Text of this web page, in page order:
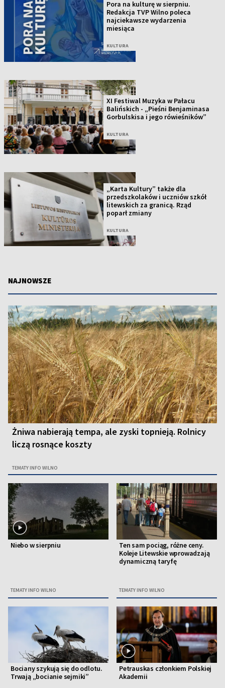
Pora na kulturę w sierpniu.
Redakcja TVP Wilno poleca
najciekawsze wydarzenia
miesiąca
KULTURA
XI Festiwal Muzyka w Pałacu
Balińskich - „Pieśni Benjaminasa
Gorbulskisa i jego rówieśników”
KULTURA
„Karta Kultury” także dla
przedszkolaków i uczniów szkół
litewskich za granicą. Rząd
poparł zmiany
KULTURA
NAJNOWSZE
Żniwa nabierają tempa, ale zyski topnieją. Rolnicy
liczą rosnące koszty
TEMATY INFO WILNO
Niebo w sierpniu
TEMATY INFO WILNO
Ten sam pociąg, różne ceny.
Koleje Litewskie wprowadzają
dynamiczną taryfę
TEMATY INFO WILNO
Bociany szykują się do odlotu.
Trwają „bocianie sejmiki”
Petrauskas członkiem Polskiej
Akademii